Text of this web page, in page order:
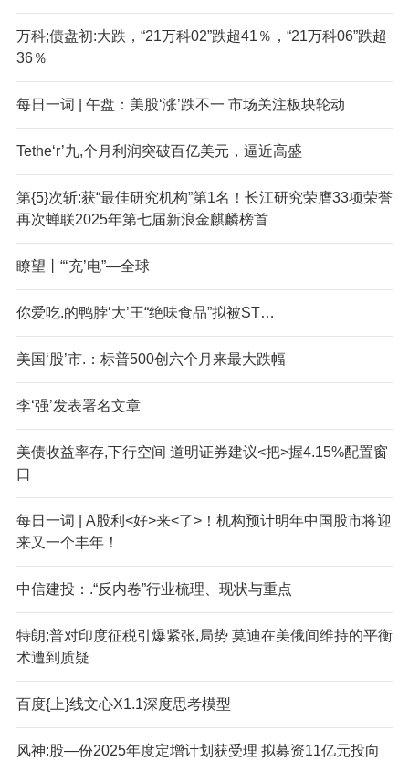
万科;债盘初:大跌，“21万科02”跌超41％，“21万科06”跌超
36％
每日一词 | 午盘：美股‘涨’跌不一 市场关注板块轮动
Tethe‘r’九,个月利润突破百亿美元，逼近高盛
第{5}次斩:获“最佳研究机构”第1名！长江研究荣膺33项荣誉
再次蝉联2025年第七届新浪金麒麟榜首
瞭望丨“‘充’电”—全球
你爱吃.的鸭脖‘大’王“绝味食品”拟被ST…
美国‘股’市.：标普500创六个月来最大跌幅
李‘强’发表署名文章
美债收益率存,下行空间 道明证券建议<把>握4.15%配置窗
口
每日一词 | A股利<好>来<了>！机构预计明年中国股市将迎
来又一个丰年！
中信建投：.“反内卷”行业梳理、现状与重点
特朗;普对印度征税引爆紧张,局势 莫迪在美俄间维持的平衡
术遭到质疑
百度{上}线文心X1.1深度思考模型
风神:股—份2025年度定增计划获受理 拟募资11亿元投向